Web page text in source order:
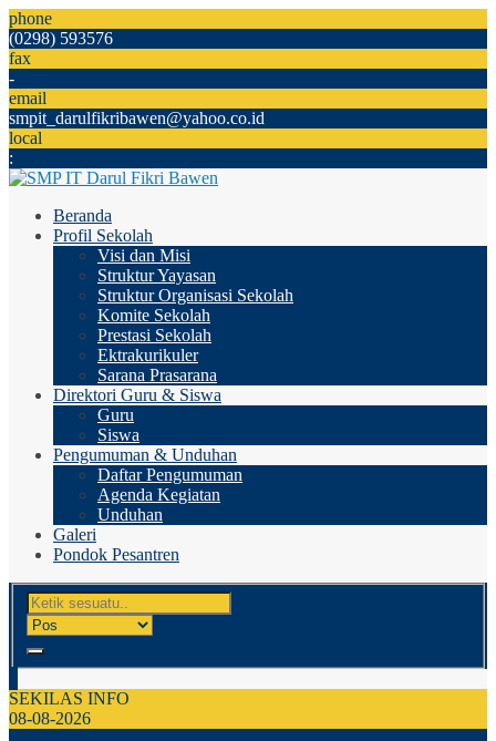
phone
(0298) 593576
fax
-
email
smpit_darulfikribawen@yahoo.co.id
local
:
Beranda
Profil Sekolah
Visi dan Misi
Struktur Yayasan
Struktur Organisasi Sekolah
Komite Sekolah
Prestasi Sekolah
Ektrakurikuler
Sarana Prasarana
Direktori Guru & Siswa
Guru
Siswa
Pengumuman & Unduhan
Daftar Pengumuman
Agenda Kegiatan
Unduhan
Galeri
Pondok Pesantren
SEKILAS INFO
08-08-2026